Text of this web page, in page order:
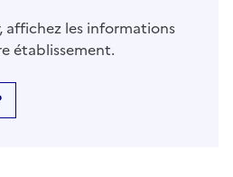
affichez les informations
établissement.